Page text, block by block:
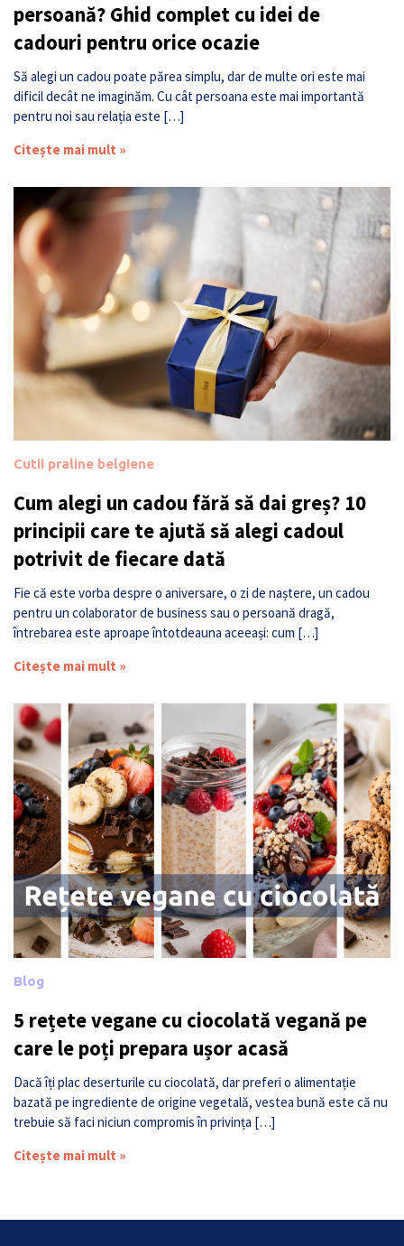
persoană? Ghid complet cu idei de
cadouri pentru orice ocazie
Să alegi un cadou poate părea simplu, dar de multe ori este mai
dificil decât ne imaginăm. Cu cât persoana este mai importantă
pentru noi sau relația este […]
Citește mai mult »
Cutii praline belgiene
Cum alegi un cadou fără să dai greș? 10
principii care te ajută să alegi cadoul
potrivit de fiecare dată
Fie că este vorba despre o aniversare, o zi de naștere, un cadou
pentru un colaborator de business sau o persoană dragă,
întrebarea este aproape întotdeauna aceeași: cum […]
Citește mai mult »
Blog
5 rețete vegane cu ciocolată vegană pe
care le poți prepara ușor acasă
Dacă îți plac deserturile cu ciocolată, dar preferi o alimentație
bazată pe ingrediente de origine vegetală, vestea bună este că nu
trebuie să faci niciun compromis în privința […]
Citește mai mult »